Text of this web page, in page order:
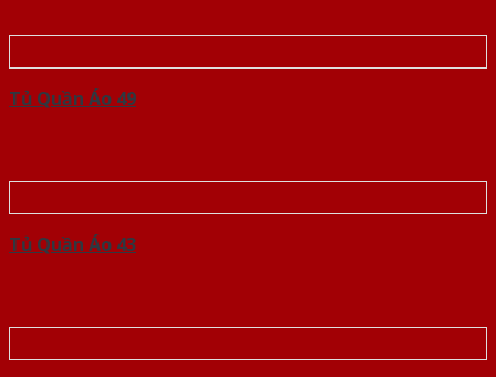
Tủ Quần Áo 49
Tủ Quần Áo 43